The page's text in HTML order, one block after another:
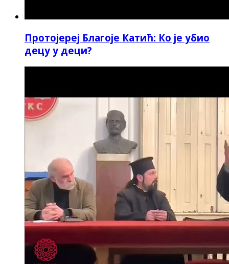
Протојереј Благоје Катић: Ко је убио
децу у деци?